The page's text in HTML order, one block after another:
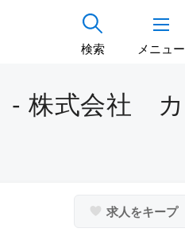
検索 メニュー
- 株式会社 カ
求人をキープ